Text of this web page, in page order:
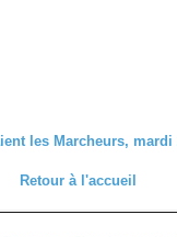
Retour à l'accueil